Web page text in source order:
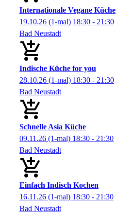
Internationale Vegane Küche
19.10.26 (1-mal) 18:30 - 21:30
Bad Neustadt
Indische Küche for you
28.10.26 (1-mal) 18:30 - 21:30
Bad Neustadt
Schnelle Asia Küche
09.11.26 (1-mal) 18:30 - 21:30
Bad Neustadt
Einfach Indisch Kochen
16.11.26 (1-mal) 18:30 - 21:30
Bad Neustadt